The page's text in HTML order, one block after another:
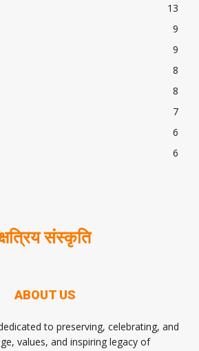
13
9
9
8
8
7
6
6
संस्कृति
ABOUT US
to preserving, celebrating, and
values, and inspiring legacy of